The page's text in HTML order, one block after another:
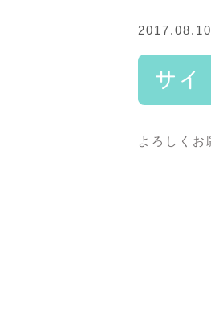
サイ
よろしくお